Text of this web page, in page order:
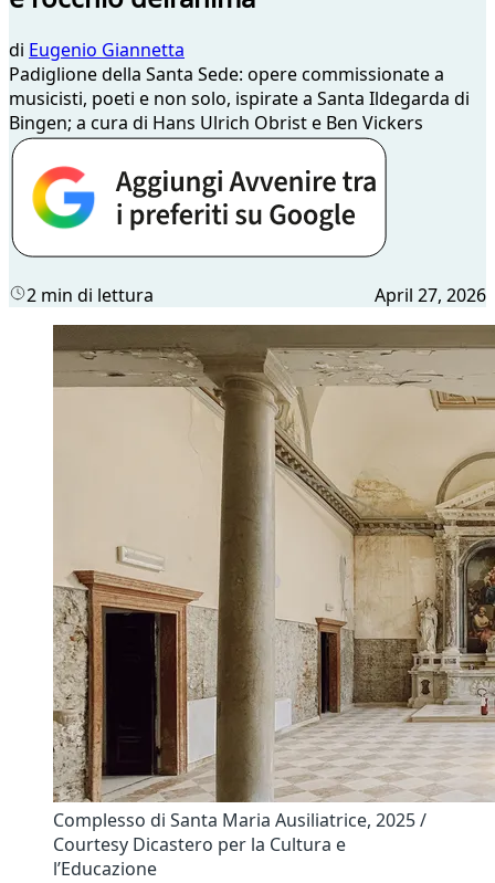
di Eugenio Giannetta
Padiglione della Santa Sede: opere commissionate a
musicisti, poeti e non solo, ispirate a Santa Ildegarda di
Bingen; a cura di Hans Ulrich Obrist e Ben Vickers
2 min di lettura April 27, 2026
Complesso di Santa Maria Ausiliatrice, 2025 /
Courtesy Dicastero per la Cultura e
l’Educazione